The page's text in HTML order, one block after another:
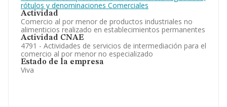
rótulos y denominaciones Comerciales
Actividad
Comercio al por menor de productos industriales no
alimenticios realizado en establecimientos permanentes
Actividad CNAE
4791 - Actividades de servicios de intermediación para el
comercio al por menor no especializado
Estado de la empresa
Viva